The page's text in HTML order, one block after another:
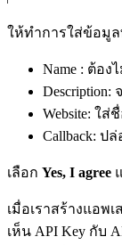
ให้ทำการใส่ข้อมู
Name : ต้อ
Website: ใ
Callback: ปล่
เลือก Yes, I agree
เมื่อเราสร้างแอพ
เห็น API Key กับ